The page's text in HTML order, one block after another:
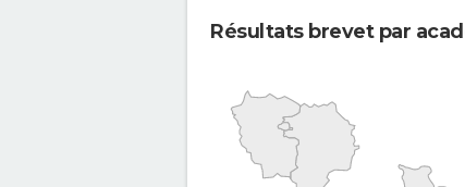
Résultats brevet par